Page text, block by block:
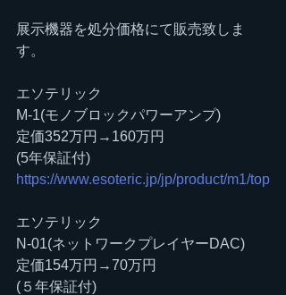
展示機器を処分価格にて販売致しま
す。
エソテリック
M-1(モノブロックパワーアンプ)
定価352万円→160万円
(5年保証付)
https://www.esoteric.jp/jp/product/m1/top
エソテリック
N-01(ネットワークプレイヤーDAC)
定価154万円→70万円
(５年保証付)